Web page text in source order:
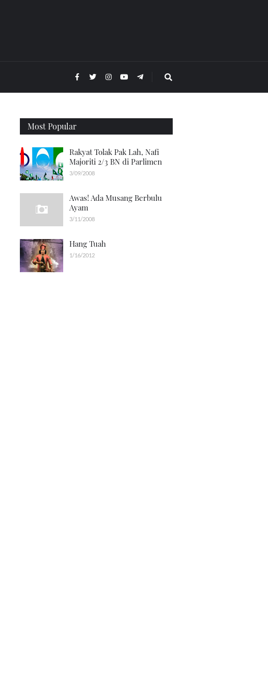
Most Popular
Rakyat Tolak Pak Lah, Nafi
Majoriti 2/3 BN di Parlimen
3/09/2008
Awas! Ada Musang Berbulu
Ayam
3/11/2008
Hang Tuah
1/16/2012